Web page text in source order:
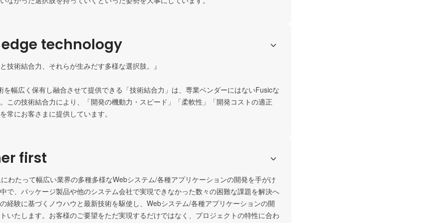
technology
技術結合力、それらが生みだす多様な選択肢。』
幅広く保有し融合させて提供できる「技術結合力」は、専業ベンダーにはないFusicな
この技術結合力により、「開発の機動力・スピード」「柔軟性」「開発コストの適正
常にお客さまに提供しています。
first
わたって幅広い業界の多種多様なWebシステム/各種アプリケーションの開発を手がけ
で、パッケージ製品や他のシステム会社で実現できなかった数々の困難な課題を解決へ
経験に基づくノウハウと最新技術を駆使し、Webシステム/各種アプリケーションの開
いたします。お客様のご要望をただ実現するだけではなく、プロジェクトの特性に合わ